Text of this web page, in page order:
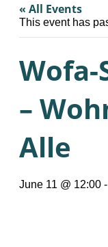
« All Events
This event has
–
Alle
June 11 @ 12:00 -